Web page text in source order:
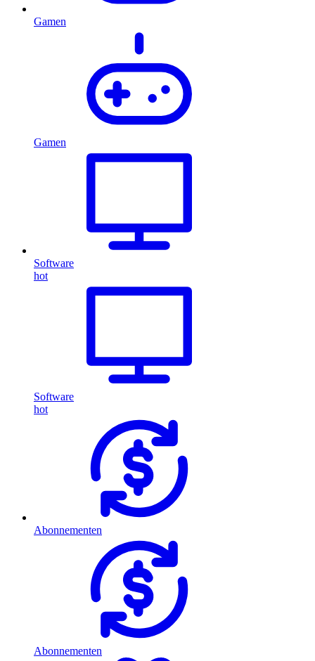
Gamen
Gamen
Software
hot
Software
hot
Abonnementen
Abonnementen